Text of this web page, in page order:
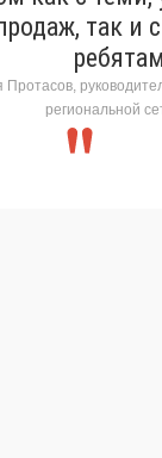
так и
Протасов,
региональной